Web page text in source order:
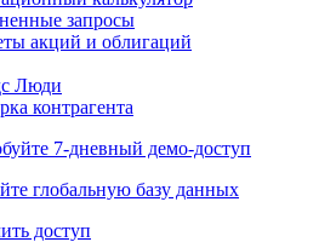
запросы
акций и облигаций
Люди
контрагента
7-дневный демо-доступ
глобальную базу данных
доступ